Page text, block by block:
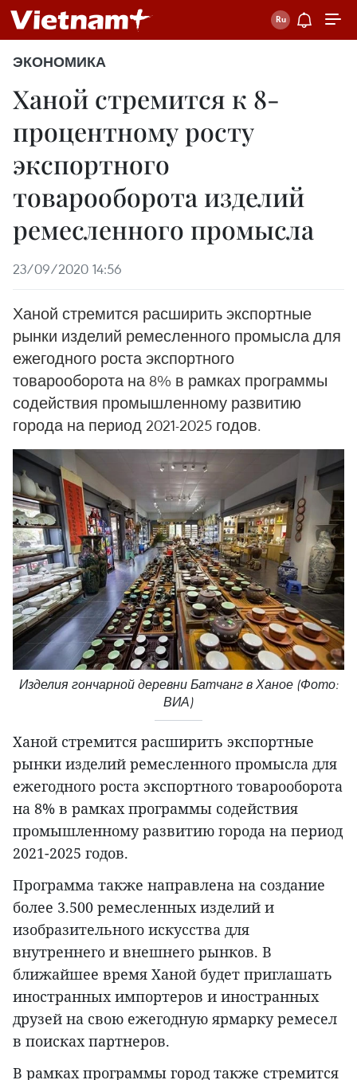
ЭКОНОМИКА
Ханой стремится к 8-
процентному росту
экспортного
товарооборота изделий
ремесленного промысла
23/09/2020 14:56
Ханой стремится расширить экспортные
рынки изделий ремесленного промысла для
ежегодного роста экспортного
товарооборота на 8% в рамках программы
содействия промышленному развитию
города на период 2021-2025 годов.
Изделия гончарной деревни Батчанг в Ханое (Фото:
ВИА)
Ханой стремится расширить экспортные
рынки изделий ремесленного промысла для
ежегодного роста экспортного товарооборота
на 8% в рамках программы содействия
промышленному развитию города на период
2021-2025 годов.
Программа также направлена на создание
более 3.500 ремесленных изделий и
изобразительного искусства для
внутреннего и внешнего рынков. В
ближайшее время Ханой будет приглашать
иностранных импортеров и иностранных
друзей на свою ежегодную ярмарку ремесел
в поисках партнеров.
В рамках программы город также стремится